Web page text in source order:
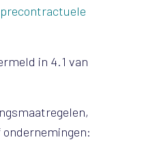
in 4.1 van
ondernemingen: